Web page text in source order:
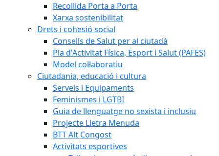
Recollida Porta a Porta
Xarxa sostenibilitat
Drets i cohesió social
Consells de Salut per al ciutadà
Pla d'Activitat Física, Esport i Salut (PAFES)
Model col·laboratiu
Ciutadania, educació i cultura
Serveis i Equipaments
Feminismes i LGTBI
Guia de llenguatge no sexista i inclusiu
Projecte Lletra Menuda
BTT Alt Congost
Activitats esportives